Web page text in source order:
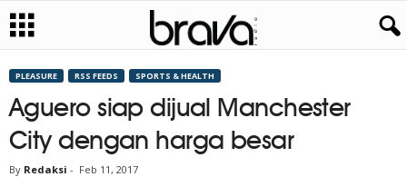
PLEASURE RSS FEEDS SPORTS & HEALTH
Aguero siap dijual Manchester
City dengan harga besar
By Redaksi - Feb 11, 2017